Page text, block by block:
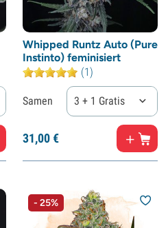
Whipped Runtz Auto (Pure
Instinto) feminisiert
(1)
Samen 3 + 1 Gratis
31,00€
- 25%